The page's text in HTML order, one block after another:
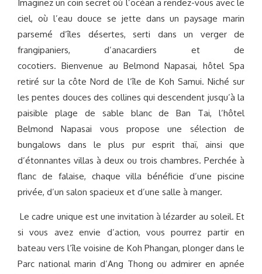
Imaginez un coin secret où l’océan a rendez-vous avec le
ciel, où l’eau douce se jette dans un paysage marin
parsemé d’îles désertes, serti dans un verger de
frangipaniers, d’anacardiers et de
cocotiers. Bienvenue au Belmond Napasai, hôtel Spa
retiré sur la côte Nord de l’île de Koh Samui. Niché sur
les pentes douces des collines qui descendent jusqu’à la
paisible plage de sable blanc de Ban Tai, l’hôtel
Belmond Napasai vous propose une sélection de
bungalows dans le plus pur esprit thaï, ainsi que
d’étonnantes villas à deux ou trois chambres. Perchée à
flanc de falaise, chaque villa bénéficie d’une piscine
privée, d’un salon spacieux et d’une salle à manger.
Le cadre unique est une invitation à lézarder au soleil. Et
si vous avez envie d’action, vous pourrez partir en
bateau vers l’île voisine de Koh Phangan, plonger dans le
Parc national marin d’Ang Thong ou admirer en apnée